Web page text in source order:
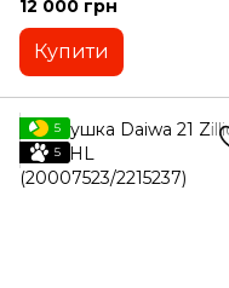
12 000 грн
Купити
5
5